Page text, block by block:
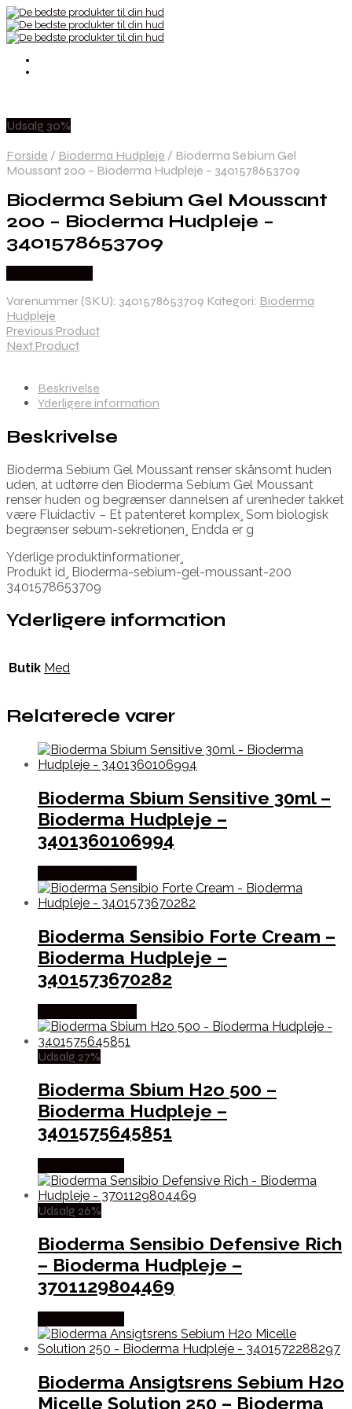
Udsalg 30%
Forside / Bioderma Hudpleje / Bioderma Sebium Gel
Moussant 200 – Bioderma Hudpleje – 3401578653709
Bioderma Sebium Gel Moussant
200 – Bioderma Hudpleje –
3401578653709
Varenummer (SKU): 3401578653709 Kategori: Bioderma
Hudpleje
Previous Product
Next Product
Beskrivelse
Yderligere information
Beskrivelse
Bioderma Sebium Gel Moussant renser skånsomt huden
uden, at udtørre den Bioderma Sebium Gel Moussant
renser huden og begrænser dannelsen af urenheder takket
være Fluidactiv – Et patenteret komplex¸ Som biologisk
begrænser sebum-sekretionen¸ Endda er g
Yderlige produktinformationer¸
Produkt id¸ Bioderma-sebium-gel-moussant-200
3401578653709
Yderligere information
Butik Med
Relaterede varer
Bioderma Sbium Sensitive 30ml –
Bioderma Hudpleje –
3401360106994
Bioderma Sensibio Forte Cream –
Bioderma Hudpleje –
3401573670282
Udsalg 27%
Bioderma Sbium H2o 500 –
Bioderma Hudpleje –
3401575645851
Udsalg 26%
Bioderma Sensibio Defensive Rich
– Bioderma Hudpleje –
3701129804469
Bioderma Ansigtsrens Sebium H2o
Micelle Solution 250 – Bioderma